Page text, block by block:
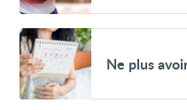
Voir
Ne
plus
avoir
ses
Ne plus